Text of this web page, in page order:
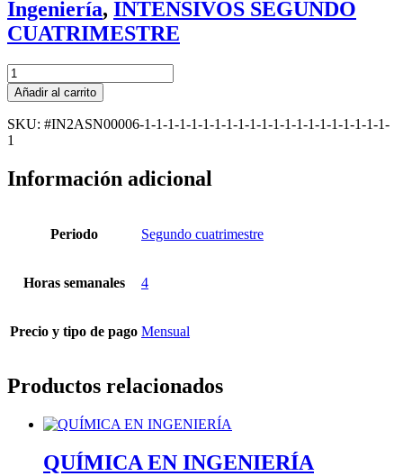
Ingeniería, INTENSIVOS SEGUNDO
CUATRIMESTRE
INTENSIVO
-
INGENIERÍA
FLUIDOMECÁNICA
cantidad
Añadir al carrito
SKU: #IN2ASN00006-1-1-1-1-1-1-1-1-1-1-1-1-1-1-1-1-1-1-1-1-1-
1
Información adicional
Periodo Segundo cuatrimestre
Horas semanales 4
Precio y tipo de pago Mensual
Productos relacionados
QUÍMICA EN INGENIERÍA